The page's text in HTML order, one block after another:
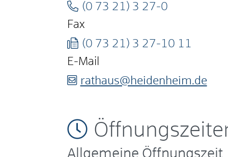
(0 73 21) 3 27-0
Fax
(0 73 21) 3 27-10 11
E-Mail
rathaus@heidenheim.de
Allgemeine Öffnungszeit